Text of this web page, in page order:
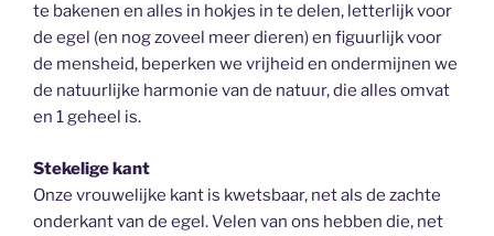
te bakenen en alles in hokjes in te delen, letterlijk voor
de egel (en nog zoveel meer dieren) en figuurlijk voor
de mensheid, beperken we vrijheid en ondermijnen we
de natuurlijke harmonie van de natuur, die alles omvat
en 1 geheel is.
Stekelige kant
Onze vrouwelijke kant is kwetsbaar, net als de zachte
onderkant van de egel. Velen van ons hebben die, net